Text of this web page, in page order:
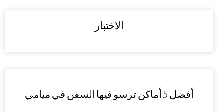
الاختبار
أفضل 5 أماكن ترسو فيها السفن في ميامي